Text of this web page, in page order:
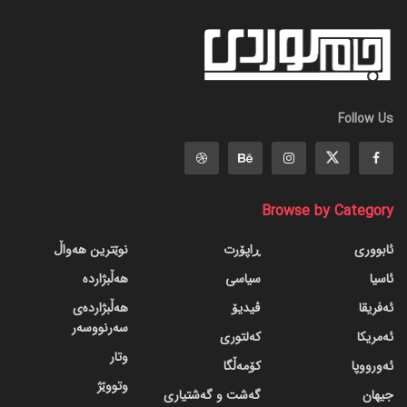
Follow Us
Browse by Category
ئابووری
ئاسیا
ئەفریقا
ئەمریکا
ئەورووپا
جیهان
ڕاپۆرت
سیاسی
ڤیدیۆ
کەلتوری
کۆمەڵگا
گه‌شت و گه‌شتیاری
نوێترین هەواڵ
هەڵبژاردە
هەڵبژاردەی
سەرنووسەر
وتار
وتووێژ